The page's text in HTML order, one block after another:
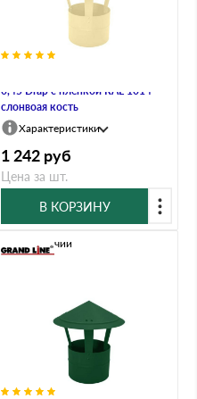
0,45 Drap с пленкой RAL 1014
слонвоая кость
Характеристики
1 242 руб
Цена за шт.
В КОРЗИНУ
В наличии